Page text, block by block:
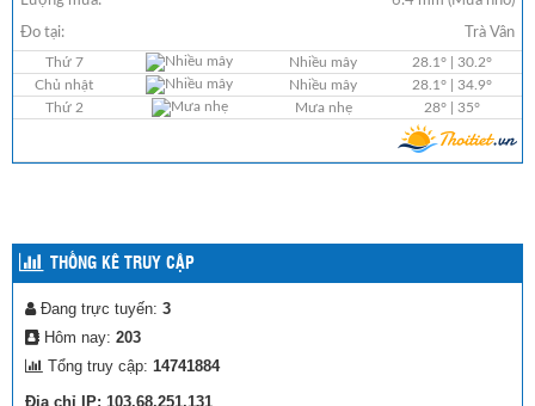
THỐNG KÊ TRUY CẬP
Đang trực tuyến: 3
Hôm nay: 203
Tổng truy cập: 14741884
Địa chỉ IP: 103.68.251.131